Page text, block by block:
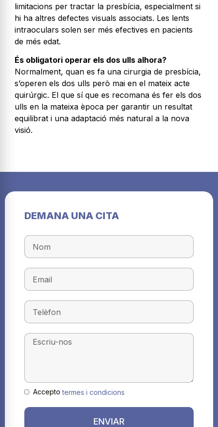
limitacions per tractar la presbícia, especialment si
hi ha altres defectes visuals associats. Les lents
intraoculars solen ser més efectives en pacients
de més edat.
És obligatori operar els dos ulls alhora?
Normalment, quan es fa una cirurgia de presbícia,
s’operen els dos ulls però mai en el mateix acte
quirúrgic. El que sí que es recomana és fer els dos
ulls en la mateixa època per garantir un resultat
equilibrat i una adaptació més natural a la nova
visió.
DEMANA UNA CITA
Acceptotermes i condicions
ENVIAR